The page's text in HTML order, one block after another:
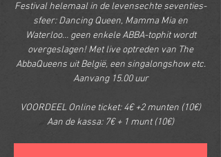
Festival helemaal in de levensechte seventies-
sfeer: Dancing Queen, Mamma Mia en
Waterloo… geen enkele ABBA-tophit wordt
overgeslagen! Met live optreden van The
AbbaQueens uit België, een singalongshow etc.
Aanvang 15.00 uur
VOORDEEL Online ticket: 4€ +2 munten (10€)
Aan de kassa: 7€ + 1 munt (10€)